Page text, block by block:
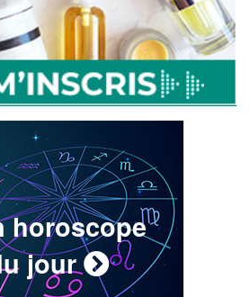
horoscope
jour